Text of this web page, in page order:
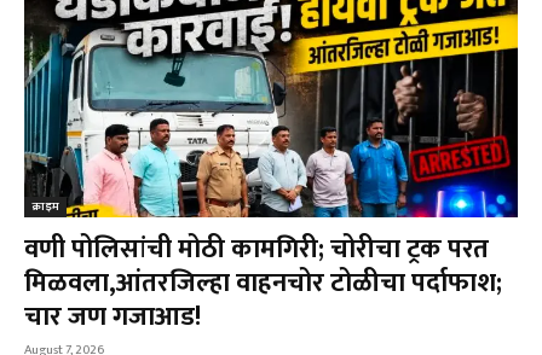
क्राइम
वणी पोलिसांची मोठी कामगिरी; चोरीचा ट्रक परत
मिळवला,आंतरजिल्हा वाहनचोर टोळीचा पर्दाफाश;
चार जण गजाआड!
August 7, 2026